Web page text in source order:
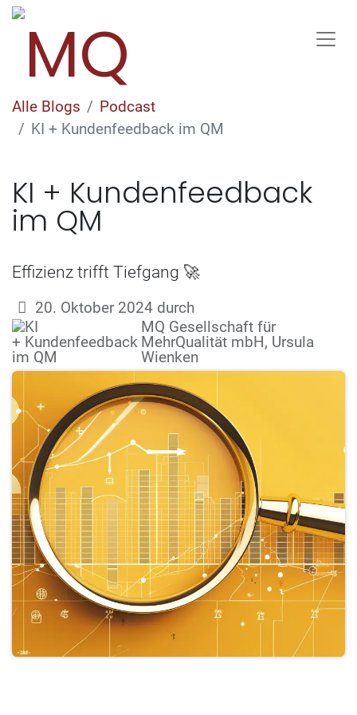
Alle Blogs
Podcast
KI + Kundenfeedback im QM
KI + Kundenfeedback
im QM
Effizienz trifft Tiefgang 🚀
20. Oktober 2024 durch
MQ Gesellschaft für
MehrQualität mbH, Ursula
Wienken